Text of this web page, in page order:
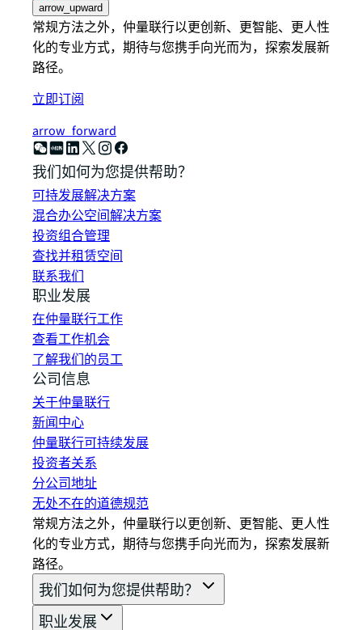
arrow_upward
常规方法之外，仲量联行以更创新、更智能、更人性
化的专业方式，期待与您携手向光而为，探索发展新
路径。
立即订阅
arrow_forward
我们如何为您提供帮助？
可持发展解决方案
混合办公空间解决方案
投资组合管理
查找并租赁空间
联系我们
职业发展
在仲量联行工作
查看工作机会
了解我们的员工
公司信息
关于仲量联行
新闻中心
仲量联行可持续发展
投资者关系
分公司地址
无处不在的道德规范
常规方法之外，仲量联行以更创新、更智能、更人性
化的专业方式，期待与您携手向光而为，探索发展新
路径。
我们如何为您提供帮助？
职业发展